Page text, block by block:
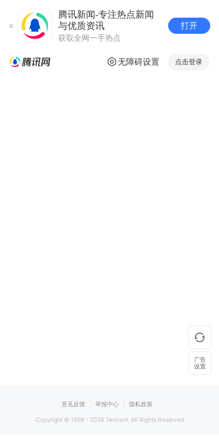
腾讯新闻-专注热点新闻
与优质资讯
获取全网一手热点
打开
无障碍设置 点击登录
意见反馈 举报中心 隐私政策
Copyright © 1998 - 2026Tencent. All Rights Reserved
广告
设置